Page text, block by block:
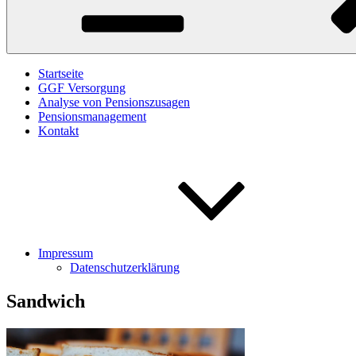
Startseite
GGF Versorgung
Analyse von Pensionszusagen
Pensionsmanagement
Kontakt
Impressum
Datenschutzerklärung
Sandwich